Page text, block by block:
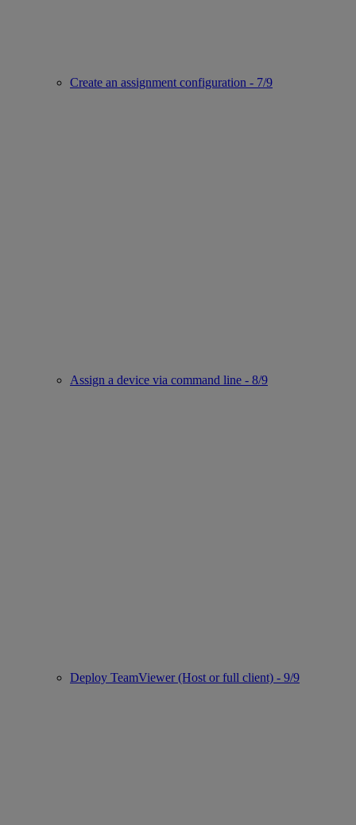
Create an assignment configuration - 7/9
Assign a device via command line - 8/9
Deploy TeamViewer (Host or full client) - 9/9